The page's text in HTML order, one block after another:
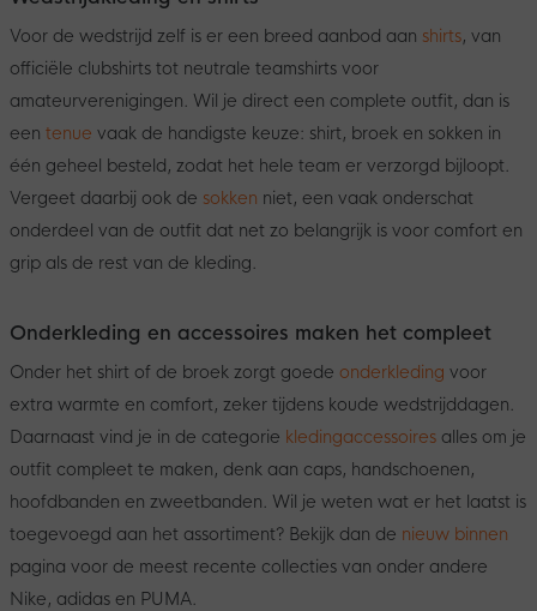
Voor de wedstrijd zelf is er een breed aanbod aan shirts, van
officiële clubshirts tot neutrale teamshirts voor
amateurverenigingen. Wil je direct een complete outfit, dan is
een tenue vaak de handigste keuze: shirt, broek en sokken in
één geheel besteld, zodat het hele team er verzorgd bijloopt.
Vergeet daarbij ook de sokken niet, een vaak onderschat
onderdeel van de outfit dat net zo belangrijk is voor comfort en
grip als de rest van de kleding.
Onderkleding en accessoires maken het compleet
Onder het shirt of de broek zorgt goede onderkleding voor
extra warmte en comfort, zeker tijdens koude wedstrijddagen.
Daarnaast vind je in de categorie kledingaccessoires alles om je
outfit compleet te maken, denk aan caps, handschoenen,
hoofdbanden en zweetbanden. Wil je weten wat er het laatst is
toegevoegd aan het assortiment? Bekijk dan de nieuw binnen
pagina voor de meest recente collecties van onder andere
Nike, adidas en PUMA.